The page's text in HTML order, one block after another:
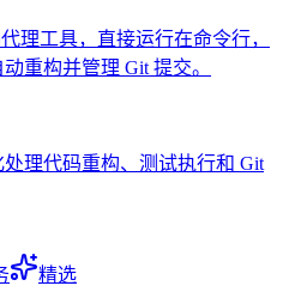
理工具，直接运行在命令行，
重构并管理 Git 提交。
理代码重构、测试执行和 Git
精选